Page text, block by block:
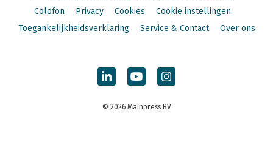
Colofon
Privacy Cookies
Cookie instellingen
Toegankelijkheidsverklaring
Service & Contact Over ons
© 2026 Mainpress BV